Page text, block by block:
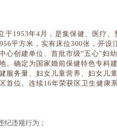
于1953年4月，是集保健、医疗
平方米，实有床位300张，开
心创建单位、首批市级“五心”
。 确定为国家婚前保健特色专科
服务量、妇女儿童营养、妇女儿
首位。 连续16年荣获区卫生健康
纪违规行为；